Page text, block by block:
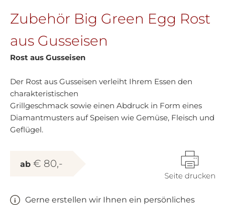
Zubehör Big Green Egg Rost
aus Gusseisen
Rost aus Gusseisen
Der Rost aus Gusseisen verleiht Ihrem Essen den
charakteristischen
Grillgeschmack sowie einen Abdruck in Form eines
Diamantmusters auf Speisen wie Gemüse, Fleisch und
Geflügel.
ab € 80,-
Gerne erstellen wir Ihnen ein persönliches